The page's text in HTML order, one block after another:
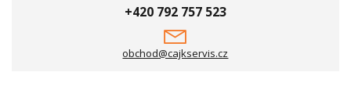
+420 792 757 523
obchod@cajkservis.cz